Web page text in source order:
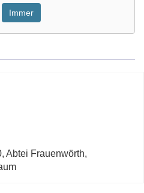
Immer
Abtei Frauenwörth,